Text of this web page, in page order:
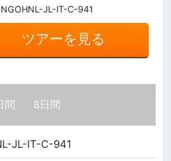
JL-IT-C-941
ツアーを見る
間 8日間
JL-IT-C-941